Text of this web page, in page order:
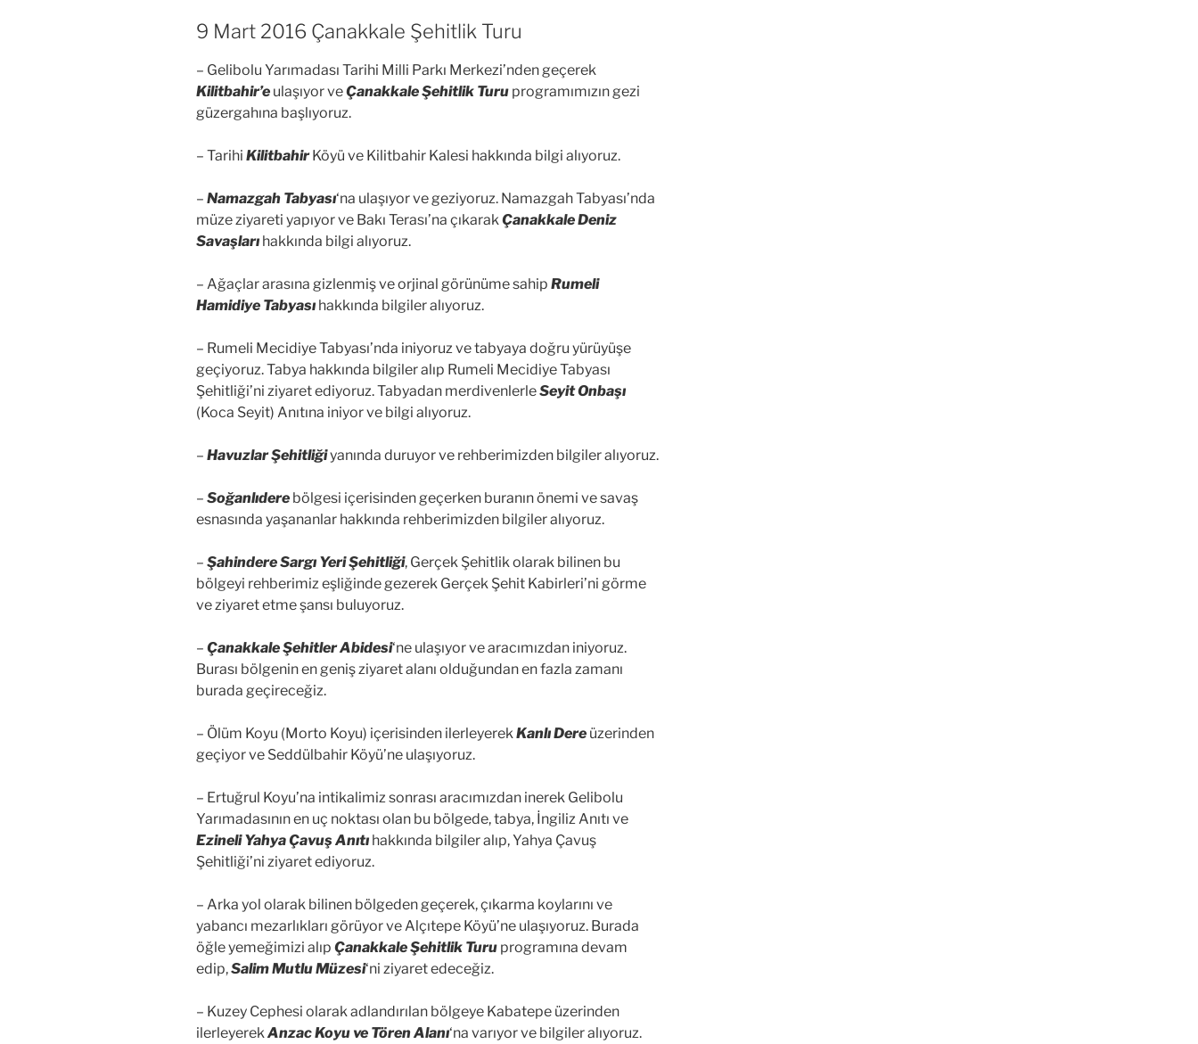
9 Mart 2016 Çanakkale Şehitlik Turu
– Gelibolu Yarımadası Tarihi Milli Parkı Merkezi’nden geçerek
Kilitbahir’e ulaşıyor veÇanakkale Şehitlik Turu programımızın gezi
güzergahına başlıyoruz.
– Tarihi KilitbahirKöyü ve Kilitbahir Kalesi hakkında bilgi alıyoruz.
– Namazgah Tabyası‘na ulaşıyor ve geziyoruz. Namazgah Tabyası’nda
müze ziyareti yapıyor ve Bakı Terası’na çıkarak Çanakkale Deniz
Savaşları hakkında bilgi alıyoruz.
– Ağaçlar arasına gizlenmiş ve orjinal görünüme sahip Rumeli
Hamidiye Tabyası hakkında bilgiler alıyoruz.
– Rumeli Mecidiye Tabyası’nda iniyoruz ve tabyaya doğru yürüyüşe
geçiyoruz. Tabya hakkında bilgiler alıp Rumeli Mecidiye Tabyası
Şehitliği’ni ziyaret ediyoruz. Tabyadan merdivenlerleSeyit Onbaşı
(Koca Seyit) Anıtına iniyor ve bilgi alıyoruz.
– Havuzlar Şehitliğiyanında duruyor ve rehberimizden bilgiler alıyoruz.
– Soğanlıdere bölgesi içerisinden geçerken buranın önemi ve savaş
esnasında yaşananlar hakkında rehberimizden bilgiler alıyoruz.
– Şahindere Sargı Yeri Şehitliği, Gerçek Şehitlik olarak bilinen bu
bölgeyi rehberimiz eşliğinde gezerek Gerçek Şehit Kabirleri’ni görme
ve ziyaret etme şansı buluyoruz.
– Çanakkale Şehitler Abidesi‘ne ulaşıyor ve aracımızdan iniyoruz.
Burası bölgenin en geniş ziyaret alanı olduğundan en fazla zamanı
burada geçireceğiz.
– Ölüm Koyu (Morto Koyu) içerisinden ilerleyerek Kanlı Dere üzerinden
geçiyor ve Seddülbahir Köyü’ne ulaşıyoruz.
– Ertuğrul Koyu’na intikalimiz sonrası aracımızdan inerek Gelibolu
Yarımadasının en uç noktası olan bu bölgede, tabya, İngiliz Anıtı ve
Ezineli Yahya Çavuş Anıtı hakkında bilgiler alıp, Yahya Çavuş
Şehitliği’ni ziyaret ediyoruz.
– Arka yol olarak bilinen bölgeden geçerek, çıkarma koylarını ve
yabancı mezarlıkları görüyor ve Alçıtepe Köyü’ne ulaşıyoruz. Burada
öğle yemeğimizi alıp Çanakkale Şehitlik Turu programına devam
edip,Salim Mutlu Müzesi‘ni ziyaret edeceğiz.
– Kuzey Cephesi olarak adlandırılan bölgeye Kabatepe üzerinden
ilerleyerek Anzac Koyu ve Tören Alanı‘na varıyor ve bilgiler alıyoruz.